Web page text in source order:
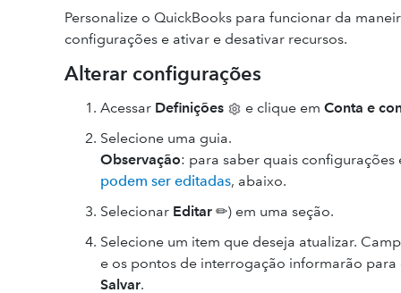
Personalize o QuickBooks para funcionar da
configurações e ativar e desativar recursos.
Alterar configurações
Acessar Definições e clique em Conta e
Selecione uma guia.
Observação: para saber quais
podem ser editadas, abaixo.
Selecionar Editar ✏) em uma seção.
Selecione um item que deseja atualizar.
e os pontos de interrogação informarão para
Salvar.